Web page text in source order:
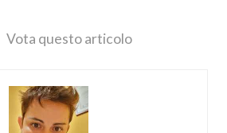
Vota questo articolo